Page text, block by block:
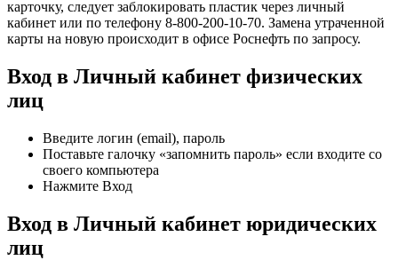
карточку, следует заблокировать пластик через личный
кабинет или по телефону 8-800-200-10-70. Замена утраченной
карты на новую происходит в офисе Роснефть по запросу.
Вход в Личный кабинет физических
лиц
Введите логин (email), пароль
Поставьте галочку «запомнить пароль» если входите со
своего компьютера
Нажмите Вход
Вход в Личный кабинет юридических
лиц